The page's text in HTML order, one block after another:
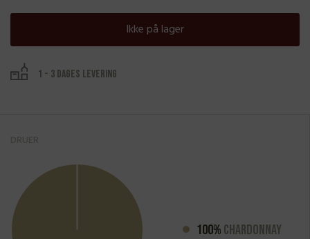
Ikke på lager
1 - 3 dages levering
100% Chardonnay